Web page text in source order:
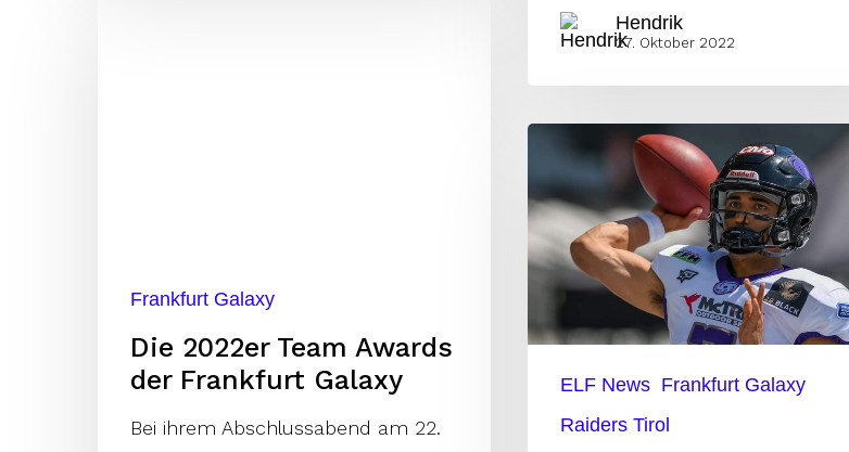
Hendrik
27. Oktober 2022
Frankfurt Galaxy
Die 2022er Team Awards
der Frankfurt Galaxy
Bei ihrem Abschlussabend am 22.
gewinnt
und
verliert
trotzdem
ELF News Frankfurt Galaxy
Raiders Tirol